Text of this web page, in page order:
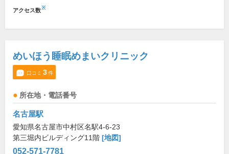
アクセス数※
めいほう睡眠めまいクリニック
口コミ 3件
所在地・電話番号
名古屋駅
愛知県名古屋市中村区名駅4-6-23
第三堀内ビルディング11階 [地図]
052-571-7781